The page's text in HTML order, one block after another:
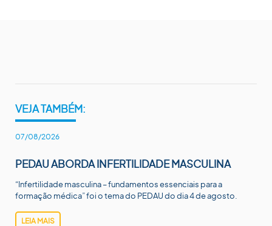
VEJA TAMBÉM:
07/08/2026
PEDAU ABORDA INFERTILIDADE MASCULINA
“Infertilidade masculina – fundamentos essenciais para a
formação médica” foi o tema do PEDAU do dia 4 de agosto.
LEIA MAIS